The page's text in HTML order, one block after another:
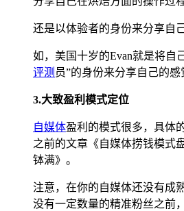
还是以体验者的身份来分享自
如，美国十岁的Evan就是将自
评测 员”的身份来分享自己的感
3.大致盈利模式定位
自媒体盈利的模式很多，具体
之前的文章《自媒体捞钱模式
钵满》。
注意，在你的自媒体还没有成
没有一定数量的精准粉丝之前